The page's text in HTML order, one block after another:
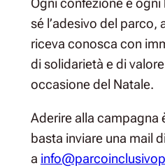
Ogni confezione e
sé l’adesivo del parco,
riceva conosca con
di solidarietà e di
occasione del Natale.
Aderire alla campagna
basta inviare una mail
a